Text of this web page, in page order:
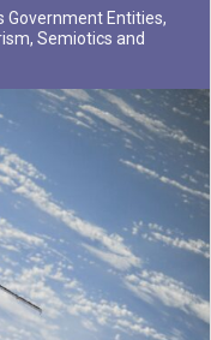
Government Entities,
Semiotics and